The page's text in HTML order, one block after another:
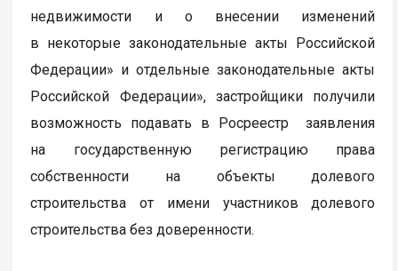
недвижимости и о внесении изменений
в некоторые законодательные акты Российской
Федерации» и отдельные законодательные акты
Российской Федерации», застройщики получили
возможность подавать в Росреестр заявления
на государственную регистрацию права
собственности на объекты долевого
строительства от имени участников долевого
строительства без доверенности.